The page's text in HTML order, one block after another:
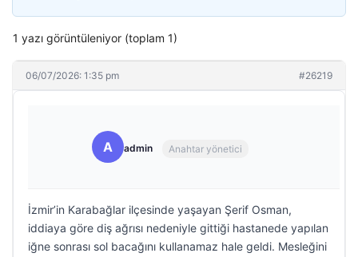
1 yazı görüntüleniyor (toplam 1)
06/07/2026: 1:35 pm #26219
A admin Anahtar yönetici
İzmir’in Karabağlar ilçesinde yaşayan Şerif Osman,
iddiaya göre diş ağrısı nedeniyle gittiği hastanede yapılan
iğne sonrası sol bacağını kullanamaz hale geldi. Mesleğini